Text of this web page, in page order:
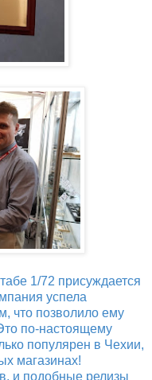
1/72 присуждается
успела
что позволило ему
по-настоящему
популярен в Чехии,
магазинах!
и подобные релизы